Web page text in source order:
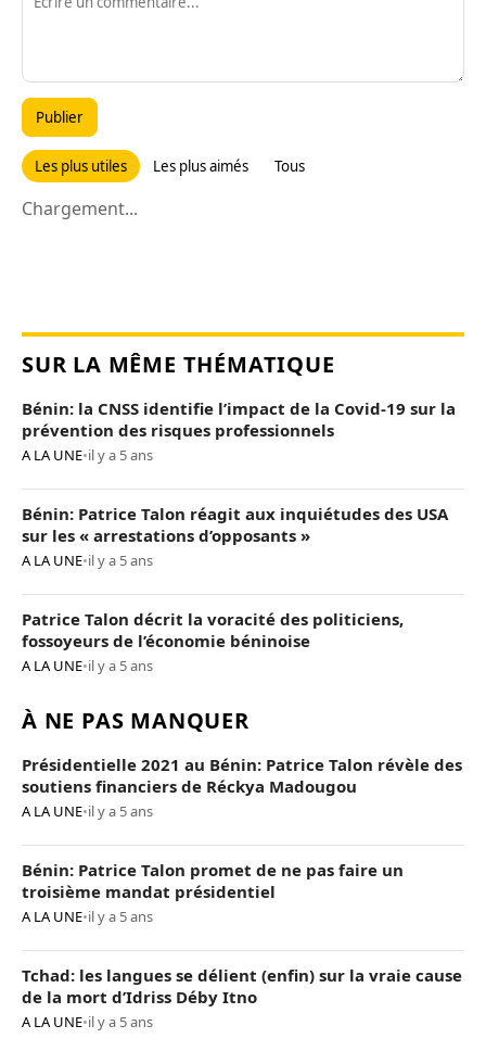
Publier
Les plus utiles Les plus aimés Tous
Chargement...
SUR LA MÊME THÉMATIQUE
Bénin: la CNSS identifie l’impact de la Covid-19 sur la
prévention des risques professionnels
A LA UNE•il y a 5 ans
Bénin: Patrice Talon réagit aux inquiétudes des USA
sur les « arrestations d’opposants »
A LA UNE•il y a 5 ans
Patrice Talon décrit la voracité des politiciens,
fossoyeurs de l’économie béninoise
A LA UNE•il y a 5 ans
À NE PAS MANQUER
Présidentielle 2021 au Bénin: Patrice Talon révèle des
soutiens financiers de Réckya Madougou
A LA UNE•il y a 5 ans
Bénin: Patrice Talon promet de ne pas faire un
troisième mandat présidentiel
A LA UNE•il y a 5 ans
Tchad: les langues se délient (enfin) sur la vraie cause
de la mort d’Idriss Déby Itno
A LA UNE•il y a 5 ans